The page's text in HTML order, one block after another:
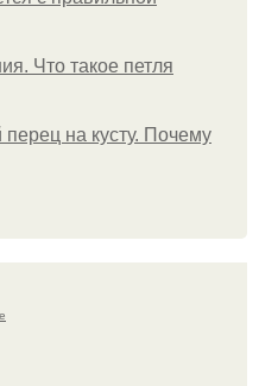
Что такое петля
на кусту. Почему